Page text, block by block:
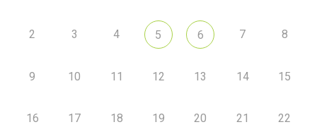
2 3 4 5 6 7 8
9 10 11 12 13 14 15
16 17 18 19 20 21 22